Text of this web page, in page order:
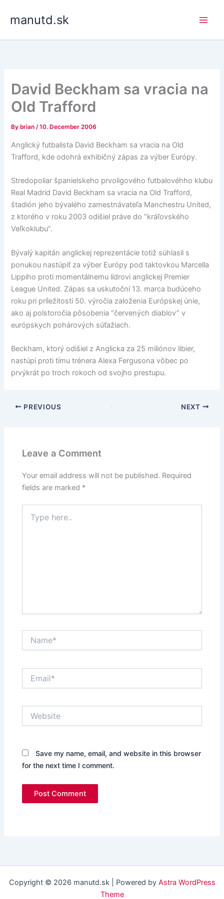
manutd.sk
David Beckham sa vracia na
Old Trafford
By brian/10. December 2006
Anglický futbalista David Beckham sa vracia na Old
Trafford, kde odohrá exhibičný zápas za výber Európy.
Stredopoliar španielskeho prvoligového futbalovéhho klubu
Real Madrid David Beckham sa vracia na Old Trafford,
štadión jeho bývalého zamestnávateľa Manchestru United,
z ktorého v roku 2003 odišiel práve do “kráľovského
Veľkoklubu”.
Bývalý kapitán anglickej reprezentácie totiž súhlasil s
ponukou nastúpiť za výber Európy pod taktovkou Marcella
Lippiho proti momentálnemu lídrovi anglickej Premier
League United. Zápas sa uskutoční 13. marca budúceho
roku pri príležitosti 50. výročia založenia Európskej únie,
ako aj polstoročia pôsobenia “červených diablov” v
európskych pohárových súťažiach.
Beckham, ktorý odišiel z Anglicka za 25 miliónov libier,
nastúpi proti tímu trénera Alexa Fergusona vôbec po
prvýkrát po troch rokoch od svojho prestupu.
PREVIOUS NEXT
Leave a Comment
Your email address will not be published. Required
fields are marked *
here..
Save my name, email, and website in this browser
for the next time I comment.
Copyright © 2026 manutd.sk | Powered by Astra WordPress
Theme